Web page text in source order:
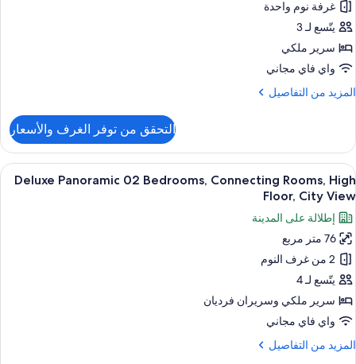
Suite,
City
View,
Lounge
Access,
High
غرفة نوم واحدة
يتّسع لـ 3
سرير ملكي
واي فاي مجاني
المزيد من التفاصيل
المزيد
Skyline
Suite,
City
View,
Lounge
Access,
High
Floor
التحقق من توفر الغرف والأسعار
استعراض
جميع
صور
Deluxe
Panoramic
02
Bedrooms,
Connecting
Rooms,
High
Floor,
أغطية فراش متميزة وميني بار وخزنة
6
Deluxe Panoramic 02 Bedrooms, Connecting Rooms, High
Floor, City View
إطلالة على المدينة
76 متر مربع
2 من غرف النوم
يتّسع لـ 4
سرير ملكي‫‬ وسريران فرديان
واي فاي مجاني
المزيد من التفاصيل
المزيد